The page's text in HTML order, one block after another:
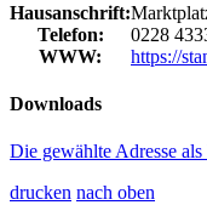
Hausanschrift:
Telefon:
0228
WWW:
https://
Downloads
Die gewählte Adresse
drucken nach oben